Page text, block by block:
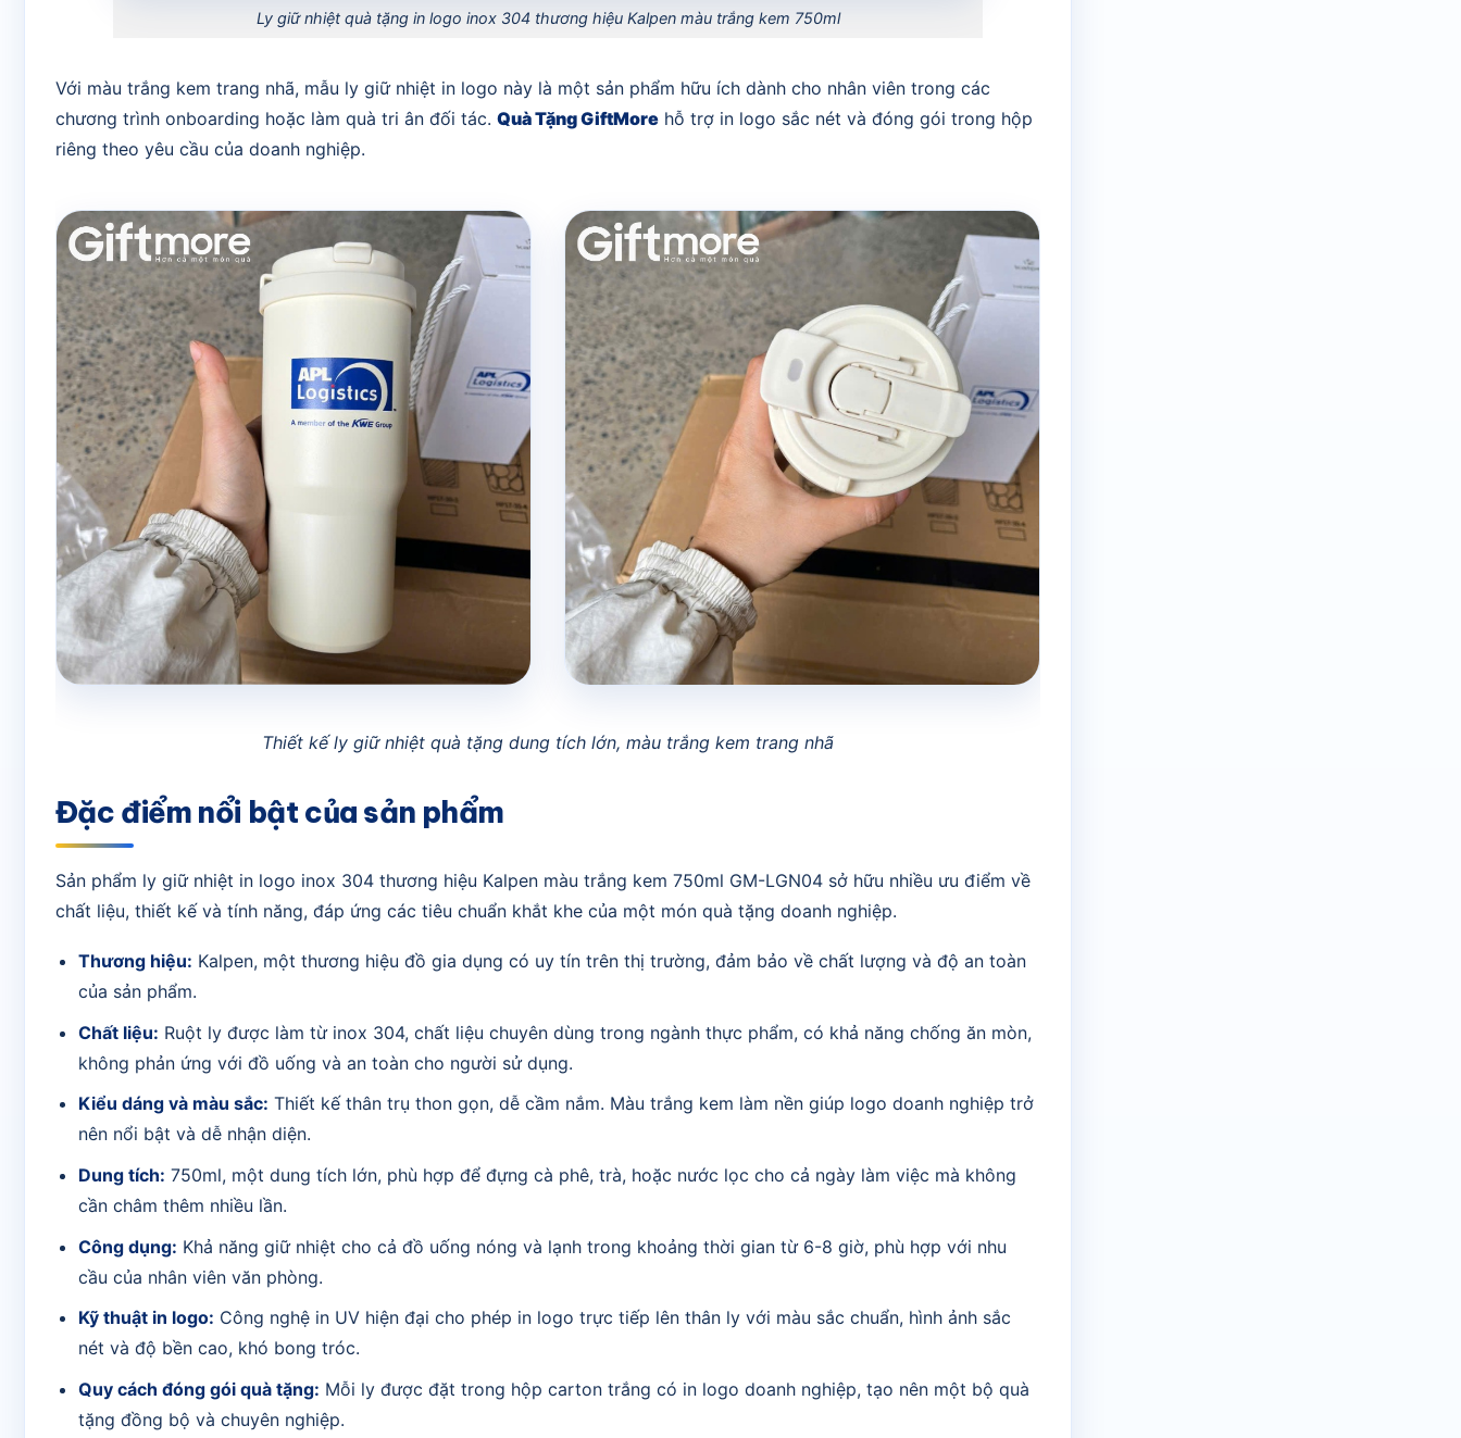
Ly giữ nhiệt quà tặng in logo inox 304 thương hiệu Kalpen màu trắng kem 750ml
Với màu trắng kem trang nhã, mẫu ly giữ nhiệt in logo này là một sản phẩm hữu ích dành cho nhân viên trong các
chương trình onboarding hoặc làm quà tri ân đối tác. Quà Tặng GiftMorehỗ trợ in logo sắc nét và đóng gói trong hộp
riêng theo yêu cầu của doanh nghiệp.
Thiết kế ly giữ nhiệt quà tặng dung tích lớn, màu trắng kem trang nhã
Đặc điểm nổi bật của sản phẩm
Sản phẩm ly giữ nhiệt in logo inox 304 thương hiệu Kalpen màu trắng kem 750ml GM-LGN04 sở hữu nhiều ưu điểm về
chất liệu, thiết kế và tính năng, đáp ứng các tiêu chuẩn khắt khe của một món quà tặng doanh nghiệp.
Thương hiệu: Kalpen, một thương hiệu đồ gia dụng có uy tín trên thị trường, đảm bảo về chất lượng và độ an toàn
của sản phẩm.
Chất liệu: Ruột ly được làm từ inox 304, chất liệu chuyên dùng trong ngành thực phẩm, có khả năng chống ăn mòn,
không phản ứng với đồ uống và an toàn cho người sử dụng.
Kiểu dáng và màu sắc: Thiết kế thân trụ thon gọn, dễ cầm nắm. Màu trắng kem làm nền giúp logo doanh nghiệp trở
nên nổi bật và dễ nhận diện.
Dung tích: 750ml, một dung tích lớn, phù hợp để đựng cà phê, trà, hoặc nước lọc cho cả ngày làm việc mà không
cần châm thêm nhiều lần.
Công dụng: Khả năng giữ nhiệt cho cả đồ uống nóng và lạnh trong khoảng thời gian từ 6-8 giờ, phù hợp với nhu
cầu của nhân viên văn phòng.
Kỹ thuật in logo: Công nghệ in UV hiện đại cho phép in logo trực tiếp lên thân ly với màu sắc chuẩn, hình ảnh sắc
nét và độ bền cao, khó bong tróc.
Quy cách đóng gói quà tặng: Mỗi ly được đặt trong hộp carton trắng có in logo doanh nghiệp, tạo nên một bộ quà
tặng đồng bộ và chuyên nghiệp.